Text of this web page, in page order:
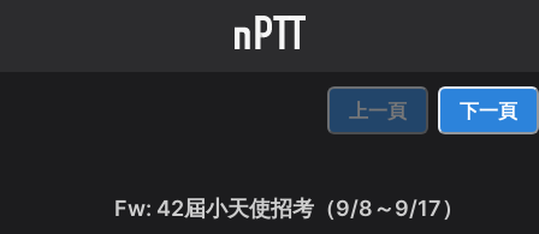
上一頁 下一頁
Fw: 42屆小天使招考（9/8～9/17）